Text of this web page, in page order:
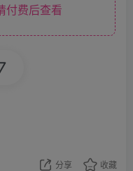
付费后查看
分享 收藏